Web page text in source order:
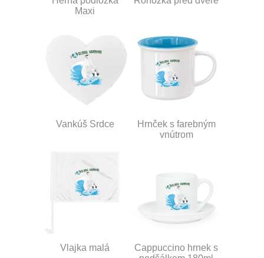
Maxi
Vankúš Srdce
Hrnček s farebným
vnútrom
Vlajka malá
Cappuccino hrnek s